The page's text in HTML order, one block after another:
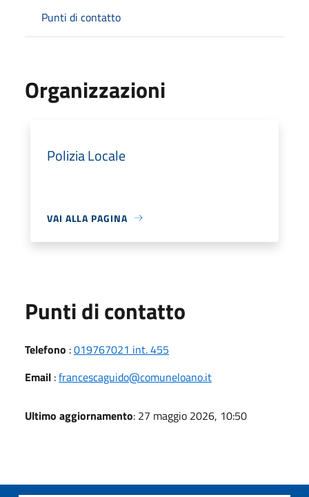
Punti di contatto
Organizzazioni
Polizia Locale
VAI ALLA PAGINA
Punti di contatto
Telefono :019767021 int. 455
Email :francescaguido@comuneloano.it
Ultimo aggiornamento: 27 maggio 2026, 10:50